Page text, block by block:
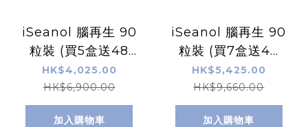
iSeanol 腦再生 90
粒裝 (買5盒送48
粒)
HK$4,025.00
HK$6,900.00
加入購物車
iSeanol 腦再生 90
粒裝 (買7盒送48
粒)
HK$5,425.00
HK$9,660.00
加入購物車